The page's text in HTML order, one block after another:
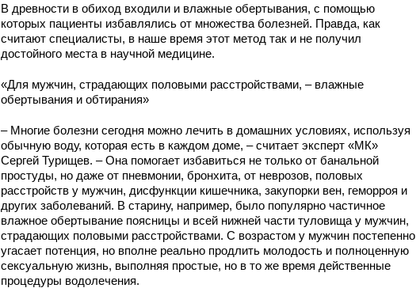
В древности в обиход входили и влажные обертывания, с помощью
которых пациенты избавлялись от множества болезней. Правда, как
считают специалисты, в наше время этот метод так и не получил
достойного места в научной медицине.
«Для мужчин, страдающих половыми расстройствами, – влажные
обертывания и обтирания»
– Многие болезни сегодня можно лечить в домашних условиях, используя
обычную воду, которая есть в каждом доме, – считает эксперт «МК»
Сергей Турищев. – Она помогает избавиться не только от банальной
простуды, но даже от пневмонии, бронхита, от неврозов, половых
расстройств у мужчин, дисфункции кишечника, закупорки вен, геморроя и
других заболеваний. В старину, например, было популярно частичное
влажное обертывание поясницы и всей нижней части туловища у мужчин,
страдающих половыми расстройствами. С возрастом у мужчин постепенно
угасает потенция, но вполне реально продлить молодость и полноценную
сексуальную жизнь, выполняя простые, но в то же время действенные
процедуры водолечения.